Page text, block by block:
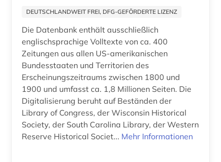
kinderliteratur (1)
kirchenarchiv (1)
kolonialismus (6)
kolonie (1)
komponist (1)
kongress (8)
kongressbericht (1)
DEUTSCHLANDWEIT FREI, DFG-GEFÖRDERTE LIZENZ
Die Datenbank enthält ausschließlich
englischsprachige Volltexte von ca. 400
Zeitungen aus allen US-amerikanischen
Bundesstaaten und Territorien des
Erscheinungszeitraums zwischen 1800 und
1900 und umfasst ca. 1,8 Millionen Seiten. Die
Digitalisierung beruht auf Beständen der
Library of Congress, der Wisconsin Historical
Society, der South Carolina Library, der Western
Reserve Historical Societ... Mehr Informationen